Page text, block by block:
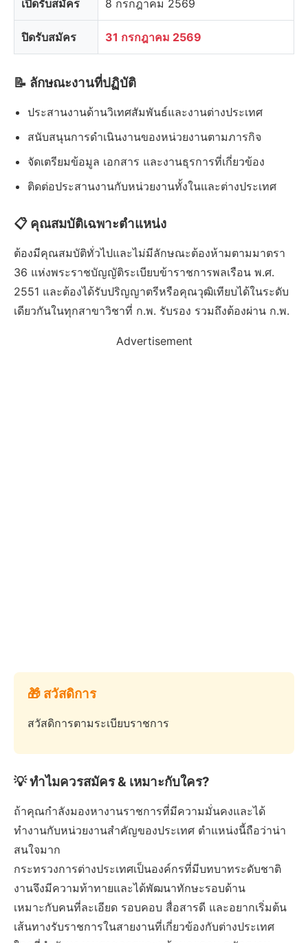
เปิดรับสมัคร 8 กรกฎาคม 2569
ปิดรับสมัคร 31 กรกฎาคม 2569
📝 ลักษณะงานที่ปฏิบัติ
ประสานงานด้านวิเทศสัมพันธ์และงานต่างประเทศ
สนับสนุนการดำเนินงานของหน่วยงานตามภารกิจ
จัดเตรียมข้อมูล เอกสาร และงานธุรการที่เกี่ยวข้อง
ติดต่อประสานงานกับหน่วยงานทั้งในและต่างประเทศ
📋 คุณสมบัติเฉพาะตำแหน่ง
ต้องมีคุณสมบัติทั่วไปและไม่มีลักษณะต้องห้ามตามมาตรา
36 แห่งพระราชบัญญัติระเบียบข้าราชการพลเรือน พ.ศ.
2551 และต้องได้รับปริญญาตรีหรือคุณวุฒิเทียบได้ในระดับ
เดียวกันในทุกสาขาวิชาที่ ก.พ. รับรอง รวมถึงต้องผ่าน ก.พ.
Advertisement
🎁 สวัสดิการ
สวัสดิการตามระเบียบราชการ
💡 ทำไมควรสมัคร & เหมาะกับใคร?
ถ้าคุณกำลังมองหางานราชการที่มีความมั่นคงและได้
ทำงานกับหน่วยงานสำคัญของประเทศ ตำแหน่งนี้ถือว่าน่า
สนใจมาก
กระทรวงการต่างประเทศเป็นองค์กรที่มีบทบาทระดับชาติ
งานจึงมีความท้าทายและได้พัฒนาทักษะรอบด้าน
เหมาะกับคนที่ละเอียด รอบคอบ สื่อสารดี และอยากเริ่มต้น
เส้นทางรับราชการในสายงานที่เกี่ยวข้องกับต่างประเทศ